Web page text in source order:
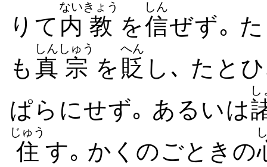
りて 内
ない
教
きょう
を信
しん
ぜず｡
も 真
しん
宗
しゅう
を 貶
へん
し､ たとひ
ぱらにせず｡ あるいは
し
住
じゅう
す｡ かくのごときの